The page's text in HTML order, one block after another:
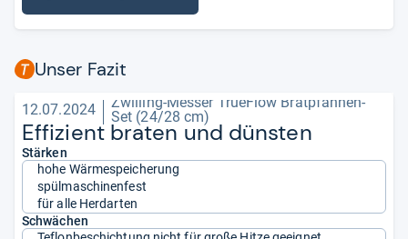
Unser Fazit
12.07.2024
Zwilling-Messer TrueFlow Bratpfannen-
Set (24/28 cm)
Effi­zi­ent bra­ten und düns­ten
Stärken
hohe Wärmespeicherung
spülmaschinenfest
für alle Herdarten
Schwächen